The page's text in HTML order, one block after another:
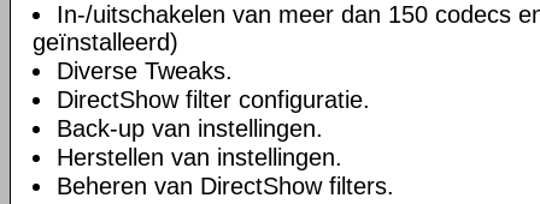
In-/uitschakelen van meer dan 150 codecs
geïnstalleerd)
Diverse Tweaks.
DirectShow filter configuratie.
Back-up van instellingen.
Herstellen van instellingen.
Beheren van DirectShow filters.